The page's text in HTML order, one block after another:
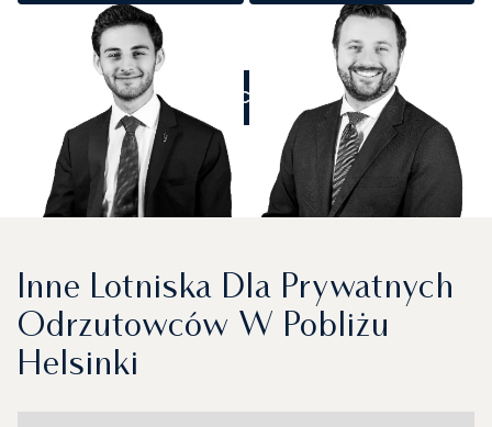
ZADZWOŃCIE DO NAS
Inne Lotniska Dla Prywatnych
Odrzutowców W Pobliżu
Helsinki